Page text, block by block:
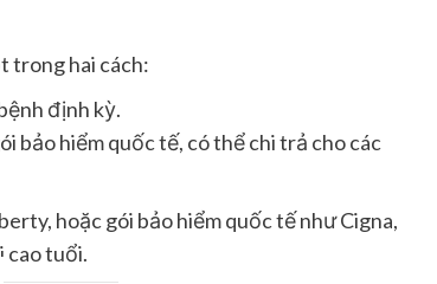
trong hai cách:
định kỳ.
bảo hiểm quốc tế, có thể chi trả cho các
hoặc gói bảo hiểm quốc tế như Cigna,
cao tuổi.